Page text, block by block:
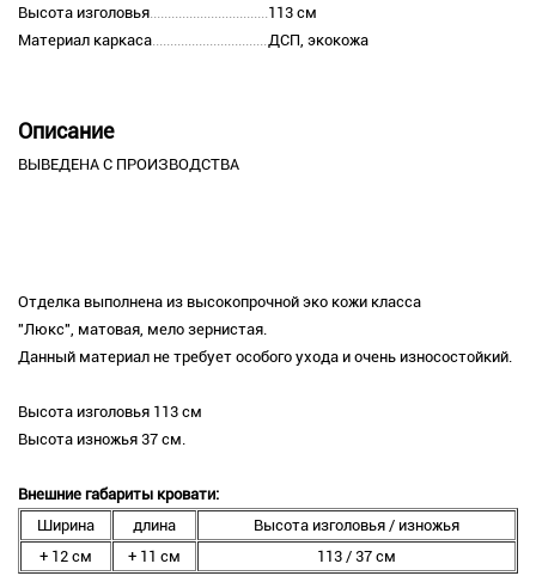
Высота изголовья
113 см
Материал каркаса
ДСП, экокожа
Описание
ВЫВЕДЕНА С ПРОИЗВОДСТВА
Отделка выполнена из высокопрочной эко кожи класса
"Люкс", матовая, мело зернистая.
Данный материал не требует особого ухода и очень износостойкий.
Высота изголовья 113 см
Высота изножья 37 см.
Внешние габариты кровати:
Ширина
длина
Высота изголовья / изножья
+ 12 см
+ 11 см 113 / 37 см